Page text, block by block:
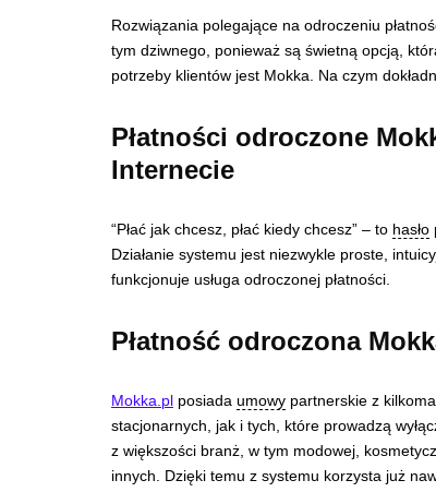
Rozwiązania polegające na odroczeniu
tym dziwnego, ponieważ są świetną opcją,
potrzeby klientów jest Mokka. Na czym
Płatności odroczone
Internecie
“Płać jak chcesz, płać kiedy chcesz” – to hasło
Działanie systemu jest niezwykle proste,
funkcjonuje usługa odroczonej płatności.
Płatność odroczona
Mokka.pl posiada umowy partnerskie z
stacjonarnych, jak i tych, które prowadzą
z większości branż, w tym modowej,
innych. Dzięki temu z systemu korzysta już